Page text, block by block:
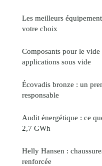
Les meilleurs
votre choix
Composants pour le
applications sous vide
Écovadis bronze : un
responsable
Audit énergétique : ce
2,7 GWh
Helly Hansen :
renforcée